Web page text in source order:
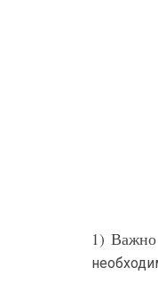
1) Важно